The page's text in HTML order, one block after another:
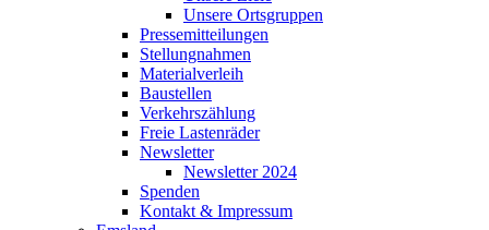
Unsere Ortsgruppen
Pressemitteilungen
Stellungnahmen
Materialverleih
Baustellen
Verkehrszählung
Freie Lastenräder
Newsletter
Newsletter 2024
Spenden
Kontakt & Impressum